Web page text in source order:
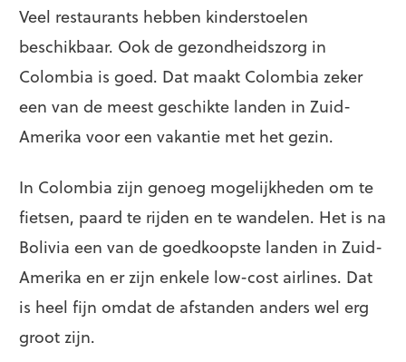
Veel restaurants hebben kinderstoelen
beschikbaar. Ook de gezondheidszorg in
Colombia is goed. Dat maakt Colombia zeker
een van de meest geschikte landen in Zuid-
Amerika voor een vakantie met het gezin.
In Colombia zijn genoeg mogelijkheden om te
fietsen, paard te rijden en te wandelen. Het is na
Bolivia een van de goedkoopste landen in Zuid-
Amerika en er zijn enkele low-cost airlines. Dat
is heel fijn omdat de afstanden anders wel erg
groot zijn.